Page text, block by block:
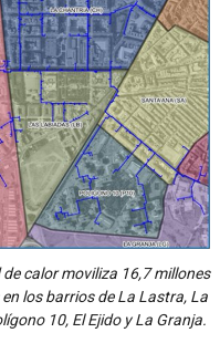
calor moviliza 16,7 millones
los barrios de La Lastra, La
10, El Ejido y La Granja.